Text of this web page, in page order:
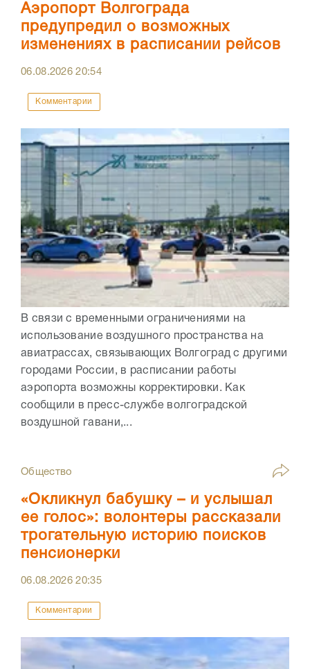
Аэропорт Волгограда
предупредил о возможных
изменениях в расписании рейсов
06.08.202620:54
Комментарии
В связи с временными ограничениями на
использование воздушного пространства на
авиатрассах, связывающих Волгоград с другими
городами России, в расписании работы
аэропорта возможны корректировки. Как
сообщили в пресс-службе волгоградской
воздушной гавани,...
Общество
«Окликнул бабушку – и услышал
ее голос»: волонтеры рассказали
трогательную историю поисков
пенсионерки
06.08.202620:35
Комментарии